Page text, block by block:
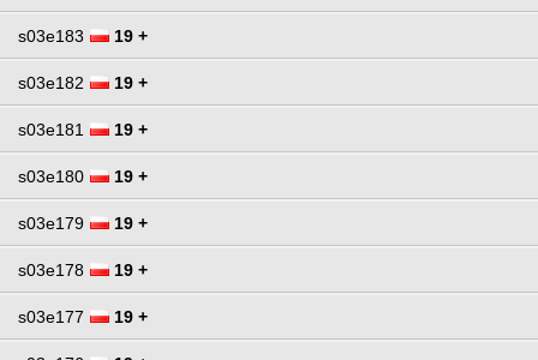
s03e183 19 +
s03e182 19 +
s03e181 19 +
s03e180 19 +
s03e179 19 +
s03e178 19 +
s03e177 19 +